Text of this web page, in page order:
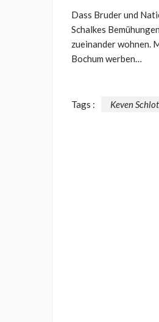
Dass Bruder und
Schalkes
zueinander wohnen.
Bochum werben…
Tags : Keven